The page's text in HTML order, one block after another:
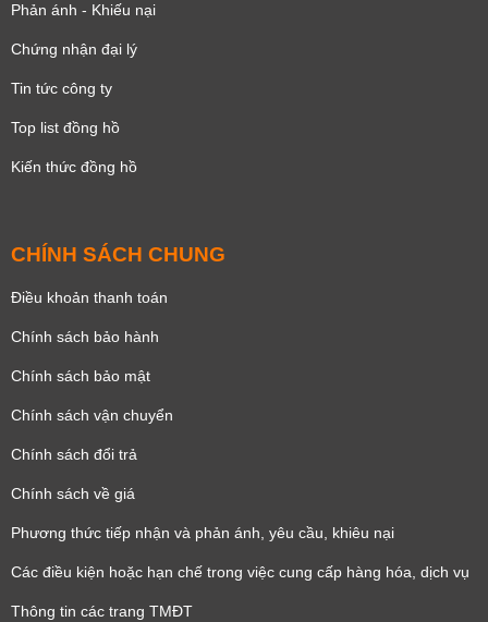
Phản ánh - Khiếu nại
Chứng nhận đại lý
Tin tức công ty
Top list đồng hồ
Kiến thức đồng hồ
CHÍNH SÁCH CHUNG
Điều khoản thanh toán
Chính sách bảo hành
Chính sách bảo mật
Chính sách vận chuyển
Chính sách đổi trả
Chính sách về giá
Phương thức tiếp nhận và phản ánh, yêu cầu, khiêu nại
Các điều kiện hoặc hạn chế trong việc cung cấp hàng hóa, dịch vụ
Thông tin các trang TMĐT